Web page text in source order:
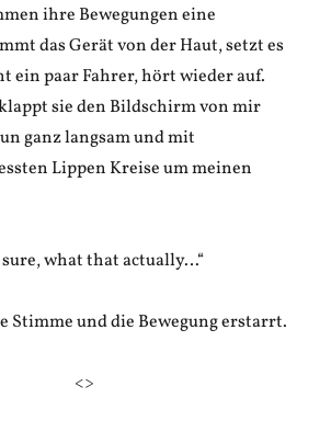
ihre Bewegungen eine
das Gerät von der Haut, setzt es
ein paar Fahrer, hört wieder auf.
sie den Bildschirm von mir
ganz langsam und mit
Lippen Kreise um meinen
what that actually…“
Stimme und die Bewegung erstarrt.
<>